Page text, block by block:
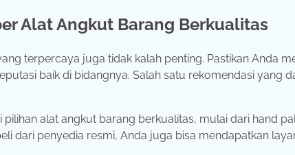
Alat Angkut Barang Berkualitas
terpercaya juga tidak kalah penting. Pastikan Anda
baik di bidangnya. Salah satu rekomendasi yang
alat angkut barang berkualitas, mulai dari hand
dari penyedia resmi, Anda juga bisa mendapatkan